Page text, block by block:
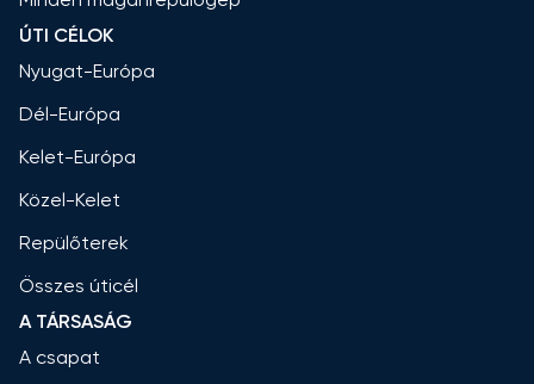
ÚTI CÉLOK
Nyugat-Európa
Dél-Európa
Kelet-Európa
Közel-Kelet
Repülőterek
Összes úticél
A TÁRSASÁG
A csapat